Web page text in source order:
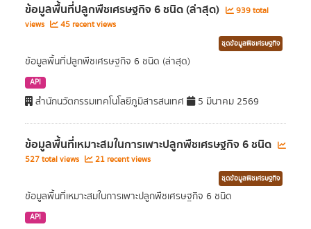
ข้อมูลพื้นที่ปลูกพืชเศรษฐกิจ 6 ชนิด (ล่าสุด)
939 total
views
45 recent views
ชุดข้อมูลพืชเศรษฐกิจ
ข้อมูลพื้นที่ปลูกพืชเศรษฐกิจ 6 ชนิด (ล่าสุด)
API
สำนักนวัตกรรมเทคโนโลยีภูมิสารสนเทศ 5 มีนาคม 2569
ข้อมูลพื้นที่เหมาะสมในการเพาะปลูกพืชเศรษฐกิจ 6 ชนิด
527 total views 21 recent views
ชุดข้อมูลพืชเศรษฐกิจ
ข้อมูลพื้นที่เหมาะสมในการเพาะปลูกพืชเศรษฐกิจ 6 ชนิด
API